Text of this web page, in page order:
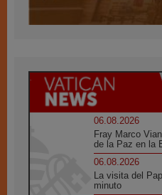
06.08.2026
Fray Marco
de la Paz en la
06.08.2026
La visita del
minuto